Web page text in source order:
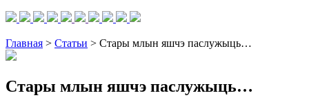
Главная > Статьи > Стары млын яшчэ паслужыць…
Стары млын яшчэ паслужыць…